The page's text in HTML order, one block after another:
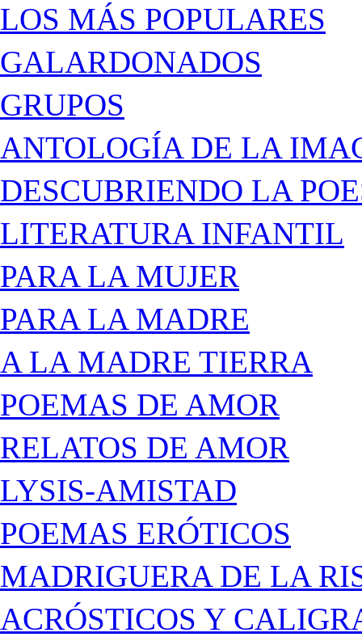
LOS MÁS POPULARES
GALARDONADOS
GRUPOS
ANTOLOGÍA DE LA
DESCUBRIENDO LA
LITERATURA INFANTIL
PARA LA MUJER
PARA LA MADRE
A LA MADRE TIERRA
POEMAS DE AMOR
RELATOS DE AMOR
LYSIS-AMISTAD
POEMAS ERÓTICOS
MADRIGUERA DE LA
ACRÓSTICOS Y